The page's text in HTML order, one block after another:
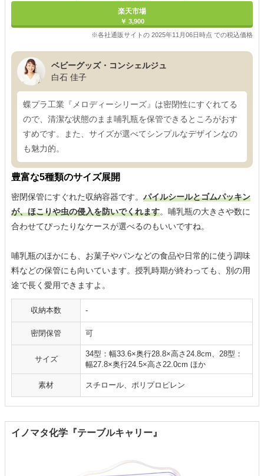
楽天市場
￥ 3,900
※各社通販サイトの 2025年11月06日時点 での税込価格
ベビーグッズ・コンシェルジュ
白石 佳子
蝶プラ工業『メロディーシリーズ』は密閉性にすぐれてる
ので、清潔な状態のまま哺乳瓶を保管できるところがおす
すめです。また、サイズが選べてシンプルなデザインなの
も魅力的。
豊富な5種類のサイズ展開
密閉保管にすぐれた収納容器です。 パイルシールとゴムパッキン
が、ほこりや虫の侵入を防いでくれます。哺乳瓶の大きさや数に
合わせてぴったりなケースが選べるのもいいですね。
哺乳瓶のほかにも、お菓子やパンなどの食品や日常的に使う調味
料などの保管にも向いています。授乳時期が終わっても、別の用
途で長く愛用できますよ。
収納本数 -
密閉保管 可
サイズ
34型：幅33.6×奥行28.8×高さ24.8cm、28型：
幅27.8×奥行24.5×高さ22.0cm ほか
素材 スチロール、ポリプロピレン
イノマタ化学『テーブルキャリー』